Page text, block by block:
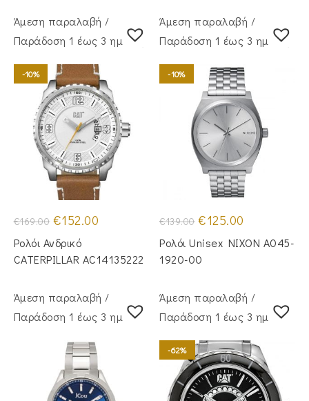
Άμεση παραλαβή /
Παράδoση 1 έως 3 ημέρες
-10%
€169.00 Original
price
was:
€169.00.
€152.00
€152.00.
Ρολόι Ανδρικό
CATERPILLAR AC14135222
Άμεση παραλαβή /
Παράδoση 1 έως 3 ημέρες
-10%
€139.00 Original
price
was:
€139.00.
€125.00
τιμή
είναι:
Ρολόι Unisex NIXON A045-
1920-00
Άμεση παραλαβή /
Παράδoση 1 έως 3 ημέρες
Άμεση παραλαβή /
Παράδoση 1 έως 3 ημέρες
-62%